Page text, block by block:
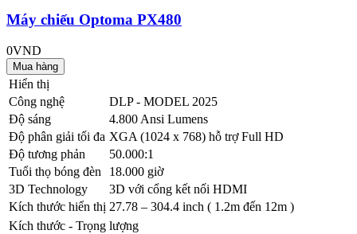
Máy chiếu Optoma PX480
0VND
Hiển thị
Công nghệ
DLP - MODEL 2025
Độ sáng
4.800 Ansi Lumens
Độ phân giải tối đa XGA (1024 x 768) hỗ trợ Full HD
Độ tương phản
50.000:1
Tuổi thọ bóng đèn
18.000 giờ
3D Technology
3D với cổng kết nối HDMI
Kích thước hiển thị 27.78 – 304.4 inch ( 1.2m đến 12m )
Kích thước - Trọng lượng